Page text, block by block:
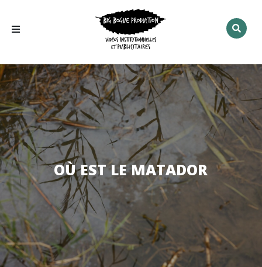
Rechercher
:
OÙ EST LE MATADOR